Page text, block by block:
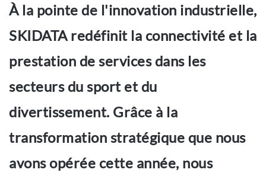
À la pointe de l'innovation industrielle,
SKIDATA redéfinit la connectivité et la
prestation de services dans les
secteurs du sport et du
divertissement. Grâce à la
transformation stratégique que nous
avons opérée cette année, nous